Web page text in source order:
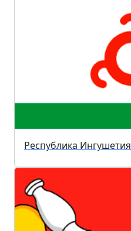
Республика Ингушетия